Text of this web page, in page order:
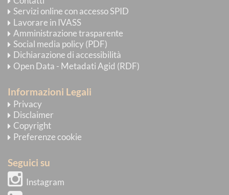
Servizi online con accesso SPID
Lavorare in IVASS
Amministrazione trasparente
Social media policy (PDF)
Dichiarazione di accessibilità
Open Data - Metadati Agid (RDF)
Informazioni Legali
Privacy
Disclaimer
Copyright
Preferenze cookie
Seguici su
Instagram